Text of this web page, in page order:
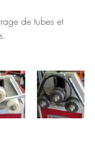
de tubes et